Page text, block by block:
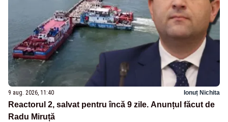
9 aug. 2026, 11:40 Ionuț Nichita
Reactorul 2, salvat pentru încă 9 zile. Anunțul făcut de
Radu Miruță